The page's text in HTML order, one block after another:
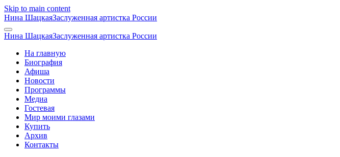
Skip to main content
Нина ШацкаяЗаслуженная артистка России
Нина ШацкаяЗаслуженная артистка России
На главную
Биография
Афиша
Новости
Программы
Медиа
Гостевая
Мир моими глазами
Купить
Архив
Контакты